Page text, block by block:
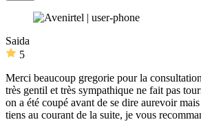
Saida
5
Merci beaucoup gregorie pour la
très gentil et très sympathique ne fait pas
on a été coupé avant de se dire aurevoir
tiens au courant de la suite, je vous